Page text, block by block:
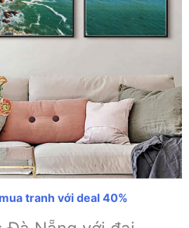
tranh với deal 40%